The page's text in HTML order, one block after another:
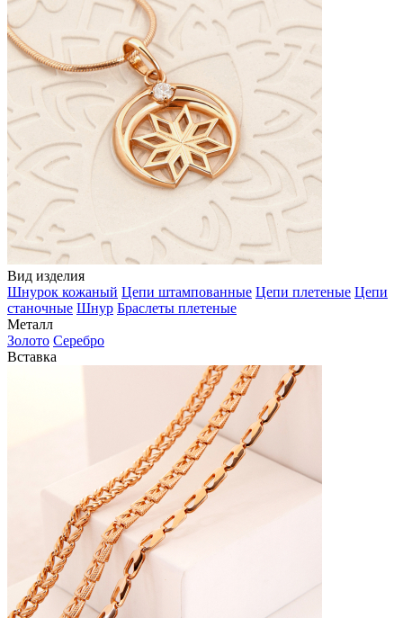
Вид изделия
Шнурок кожаный Цепи штампованные Цепи плетеные Цепи
станочные Шнур Браслеты плетеные
Металл
Золото Серебро
Вставка